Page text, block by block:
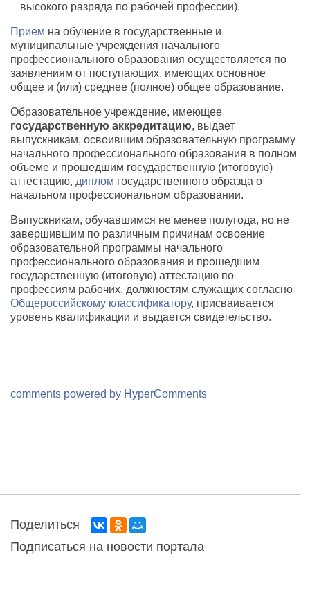
высокого разряда по рабочей профессии).
Прием на обучение в государственные и
муниципальные учреждения начального
профессионального образования осуществляется по
заявлениям от поступающих, имеющих основное
общее и (или) среднее (полное) общее образование.
Образовательное учреждение, имеющее
государственную аккредитацию, выдает
выпускникам, освоившим образовательную программу
начального профессионального образования в полном
объеме и прошедшим государственную (итоговую)
аттестацию, диплом государственного образца о
начальном профессиональном образовании.
Выпускникам, обучавшимся не менее полугода, но не
завершившим по различным причинам освоение
образовательной программы начального
профессионального образования и прошедшим
государственную (итоговую) аттестацию по
профессиям рабочих, должностям служащих согласно
Общероссийскому классификатору, присваивается
уровень квалификации и выдается свидетельство.
comments powered by HyperComments
Поделиться
Подписаться на новости портала